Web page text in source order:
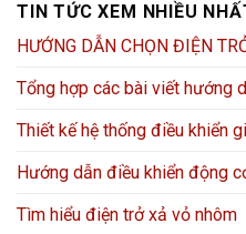
TIN TỨC XEM NHIỀU
HƯỚNG DẪN CHỌN ĐIỆN
Tổng hợp các bài viết hướng
Thiết kế hệ thống điều khiển
Hướng dẫn điều khiển động
Tìm hiểu điện trở xả vỏ nhôm